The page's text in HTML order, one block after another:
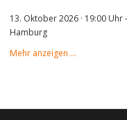
13. Oktober 2026 · 19:00 Uhr-
Hamburg
Mehr anzeigen …